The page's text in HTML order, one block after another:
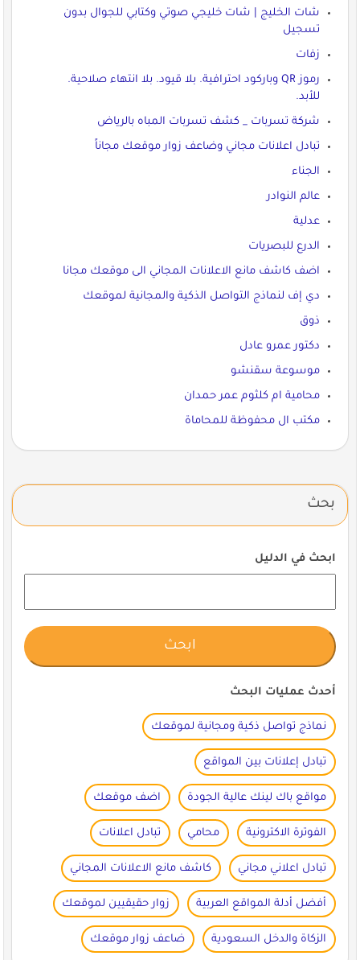
شات الخليج | شات خليجي صوتي وكتابي للجوال بدون
تسجيل
زفات
رموز QR وباركود احترافية. بلا قيود. بلا انتهاء صلاحية.
للأبد.
شركة تسربات _ كشف تسربات المباه بالرياض
تبادل اعلانات مجاني وضاعف زوار موقعك مجاناً
الجناء
عالم النوادر
عدلية
الدرع للبصريات
اضف كاشف مانع الاعلانات المجاني الى موقعك مجانا
دي إف لنماذج التواصل الذكية والمجانية لموقعك
ذوق
دكتور عمرو عادل
موسوعة سقنشو
محامية ام كلثوم عمر حمدان
مكتب ال محفوظة للمحاماة
بحث
ابحث في الدليل
أحدث عمليات البحث
نماذج تواصل ذكية ومجانية لموقعك
تبادل إعلانات بين المواقع
مواقع باك لينك عالية الجودة اضف موقعك
الفوترة الاكترونية محامي تبادل اعلانات
تبادل اعلاني مجاني كاشف مانع الاعلانات المجاني
أفضل أدلة المواقع العربية زوار حقيقيين لموقعك
الزكاة والدخل السعودية ضاعف زوار موقعك